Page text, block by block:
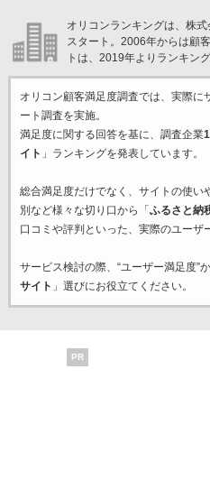
オリコンランキングは、株
スタート。2006年からは顧
トは、2019年よりランキン
オリコン顧客満足度調査では、実際に
ート調査を実施。
満足度に関する回答を基に、調査企業
イト 」ランキングを発表しています。
総合満足度だけでなく、サイトの使い
別など様々な切り口から「 ふるさと納
口コミや評判といった、実際のユーザ
サービス検討の際、“ユーザー満足度”
サイト 」選びにお役立てください。
PR